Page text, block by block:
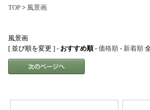
TOP > 風景画
風景画
[ 並び順を変更 ] - おすすめ順- 価格順 - 新着順